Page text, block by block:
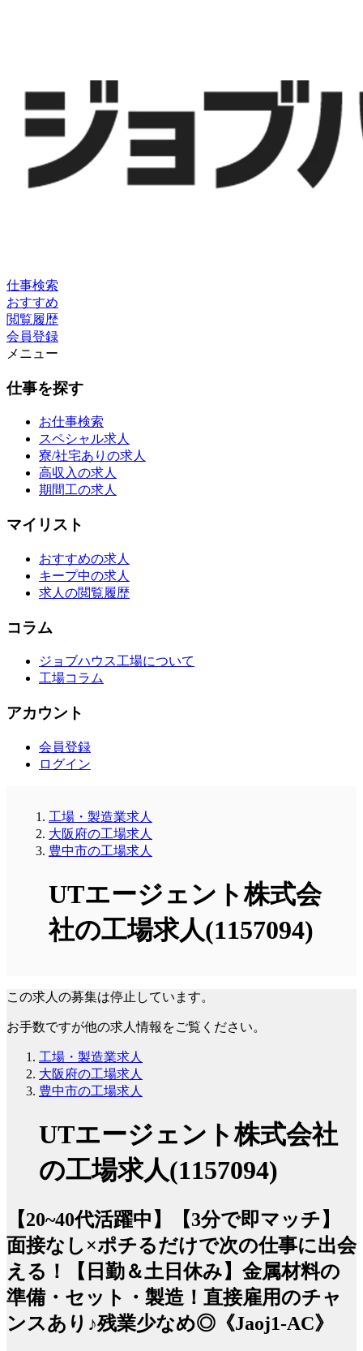
仕事検索
おすすめ
閲覧履歴
会員登録
メニュー
仕事を探す
お仕事検索
スペシャル求人
寮/社宅ありの求人
高収入の求人
期間工の求人
マイリスト
おすすめの求人
キープ中の求人
求人の閲覧履歴
コラム
ジョブハウス工場について
工場コラム
アカウント
会員登録
ログイン
工場・製造業求人
大阪府の工場求人
豊中市の工場求人
UTエージェント株式会
社の工場求人(1157094)
この求人の募集は停止しています。
お手数ですが他の求人情報をご覧ください。
工場・製造業求人
大阪府の工場求人
豊中市の工場求人
UTエージェント株式会社
の工場求人(1157094)
【20~40代活躍中】【3分で即マッチ】
面接なし×ポチるだけで次の仕事に出会
える！【日勤＆土日休み】金属材料の
準備・セット・製造！直接雇用のチャ
ンスあり♪残業少なめ◎《Jaoj1-AC》